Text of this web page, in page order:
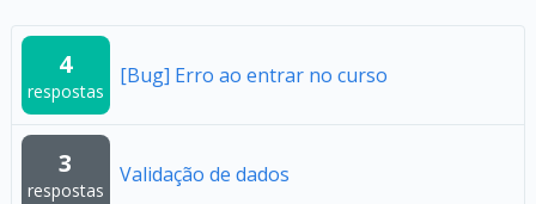
4
respostas
[Bug] Erro ao entrar no curso
3
respostas
Validação de dados